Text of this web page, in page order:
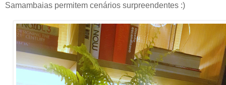
Samambaias permitem cenários surpreendentes :)